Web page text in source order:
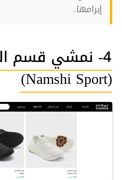
إبرامها.
4- نمشي قسم
(Namshi Sport)